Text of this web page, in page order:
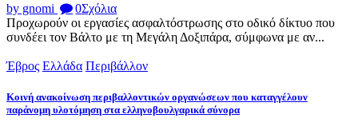
by gnomi 0Σχόλια
Προχωρούν οι εργασίες ασφαλτόστρωσης στο οδικό δίκτυο που
συνδέει τον Βάλτο με τη Μεγάλη Δοξιπάρα, σύμφωνα με αν...
Έβρος Ελλάδα Περιβάλλον
Κοινή ανακοίνωση περιβαλλοντικών οργανώσεων που καταγγέλουν
παράνομη υλοτόμηση στα ελληνοβουλγαρικά σύνορα